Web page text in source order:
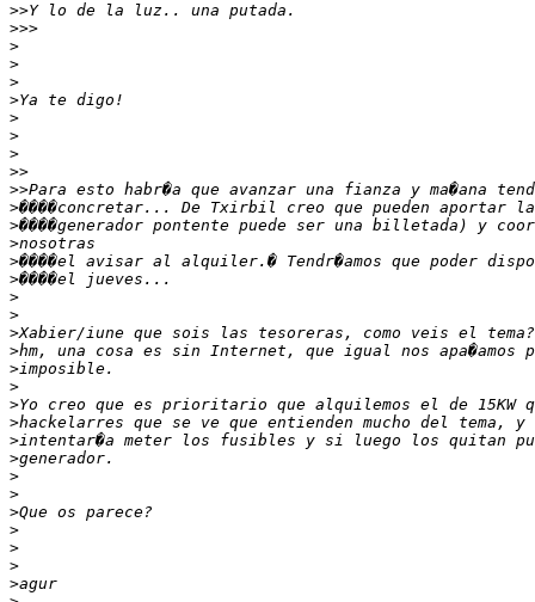
>>
>>>
>
>
>
>
>
>
>
>>
>>
>
>
>
>
>
>
>
>
>
>
>
>
>
>
>
>
>
>
>
>
>
>